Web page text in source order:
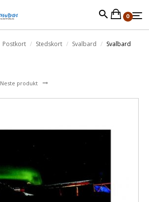
0
Postkort Stedskort Svalbard Svalbard
Neste produkt